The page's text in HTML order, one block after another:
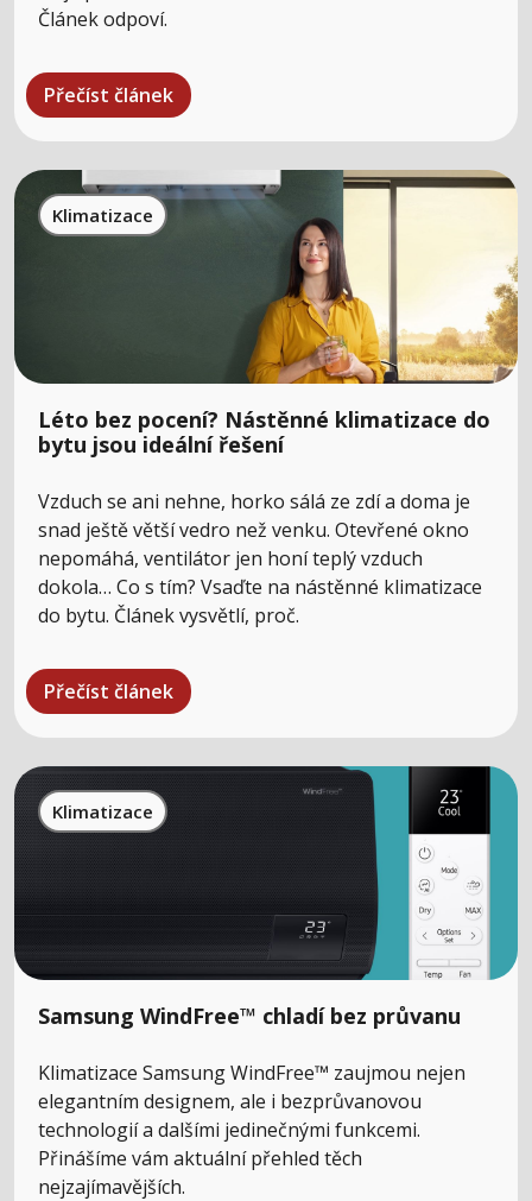
Článek odpoví.
Přečíst článek
Klimatizace
Léto bez pocení? Nástěnné klimatizace do
bytu jsou ideální řešení
Vzduch se ani nehne, horko sálá ze zdí a doma je
snad ještě větší vedro než venku. Otevřené okno
nepomáhá, ventilátor jen honí teplý vzduch
dokola… Co s tím? Vsaďte na nástěnné klimatizace
do bytu. Článek vysvětlí, proč.
Přečíst článek
Klimatizace
Samsung WindFree™ chladí bez průvanu
Klimatizace Samsung WindFree™ zaujmou nejen
elegantním designem, ale i bezprůvanovou
technologií a dalšími jedinečnými funkcemi.
Přinášíme vám aktuální přehled těch
nejzajímavějších.